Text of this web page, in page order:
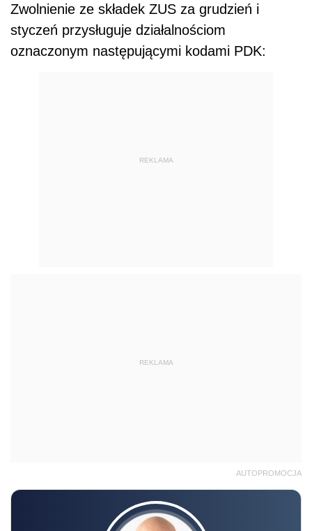
Zwolnienie ze składek ZUS za grudzień i
styczeń przysługuje działalnościom
oznaczonym następującymi kodami PDK:
REKLAMA
REKLAMA
AUTOPROMOCJA